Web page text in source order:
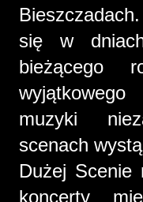
się w
bieżącego
muzyki
scenach
Dużej Scenie
koncerty